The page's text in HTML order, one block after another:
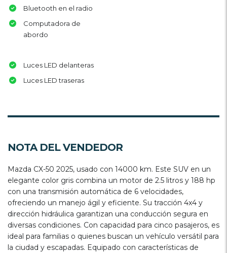
Bluetooth en el radio
Computadora de
abordo
Luces LED delanteras
Luces LED traseras
NOTA DEL VENDEDOR
Mazda CX-50 2025, usado con 14000 km. Este SUV en un
elegante color gris combina un motor de 2.5 litros y 188 hp
con una transmisión automática de 6 velocidades,
ofreciendo un manejo ágil y eficiente. Su tracción 4x4 y
dirección hidráulica garantizan una conducción segura en
diversas condiciones. Con capacidad para cinco pasajeros, es
ideal para familias o quienes buscan un vehículo versátil para
la ciudad y escapadas. Equipado con características de